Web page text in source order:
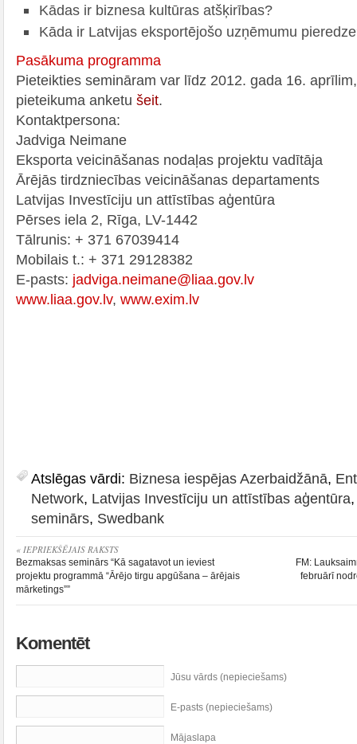
Kādas ir biznesa kultūras atšķirības?
Kāda ir Latvijas eksportējošo uzņēmumu
Pasākuma programma
Pieteikties semināram var līdz 2012. gada 16.
pieteikuma anketu šeit.
Kontaktpersona:
Jadviga Neimane
Eksporta veicināšanas nodaļas projektu vadītāja
Ārējās tirdzniecības veicināšanas departaments
Latvijas Investīciju un attīstības aģentūra
Pērses iela 2, Rīga, LV-1442
Tālrunis: + 371 67039414
Mobilais t.: + 371 29128382
E-pasts: jadviga.neimane@liaa.gov.lv
www.liaa.gov.lv, www.exim.lv
Atslēgas vārdi: Biznesa iespējas Azerbaidžānā,
Network, Latvijas Investīciju un attīstības aģentūra
seminārs, Swedbank
« IEPRIEKŠĒJAIS RAKSTS
Bezmaksas seminārs “Kā sagatavot un ieviest
projektu programmā “Ārējo tirgu apgūšana – ārējais
mārketings””
FM:
februārī
Komentēt
Jūsu vārds (nepieciešams)
E-pasts (nepieciešams)
Mājaslapa